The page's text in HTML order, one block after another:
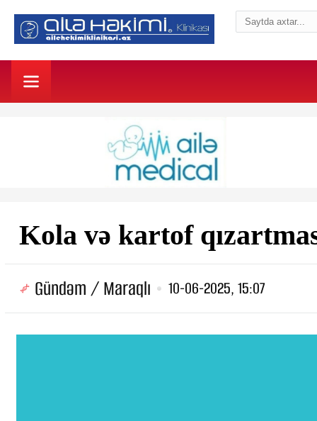
Kola və kartof
Gündəm / Maraqlı 10-06-2025, 15:07